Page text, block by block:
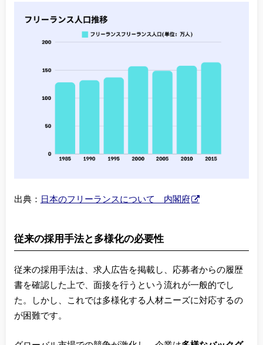
出典： 日本のフリーランスについて 内閣府
従来の採用手法と多様化の必要性
従来の採用手法は、求人広告を掲載し、応募者からの履歴
書を確認した上で、面接を行うという流れが一般的でし
た。しかし、これでは多様化する人材ニーズに対応するの
が困難です。